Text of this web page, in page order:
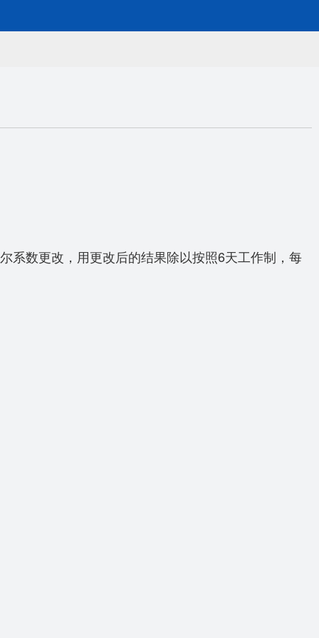
系数更改，用更改后的结果除以按照6天工作制，每